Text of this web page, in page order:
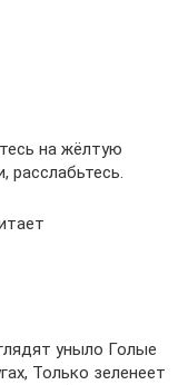
на жёлтую
расслабьтесь.
уныло Голые
Только зеленеет